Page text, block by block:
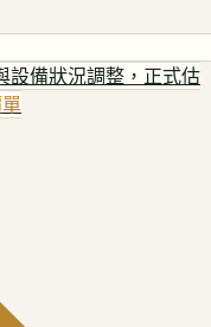
設備狀況調整，正式估